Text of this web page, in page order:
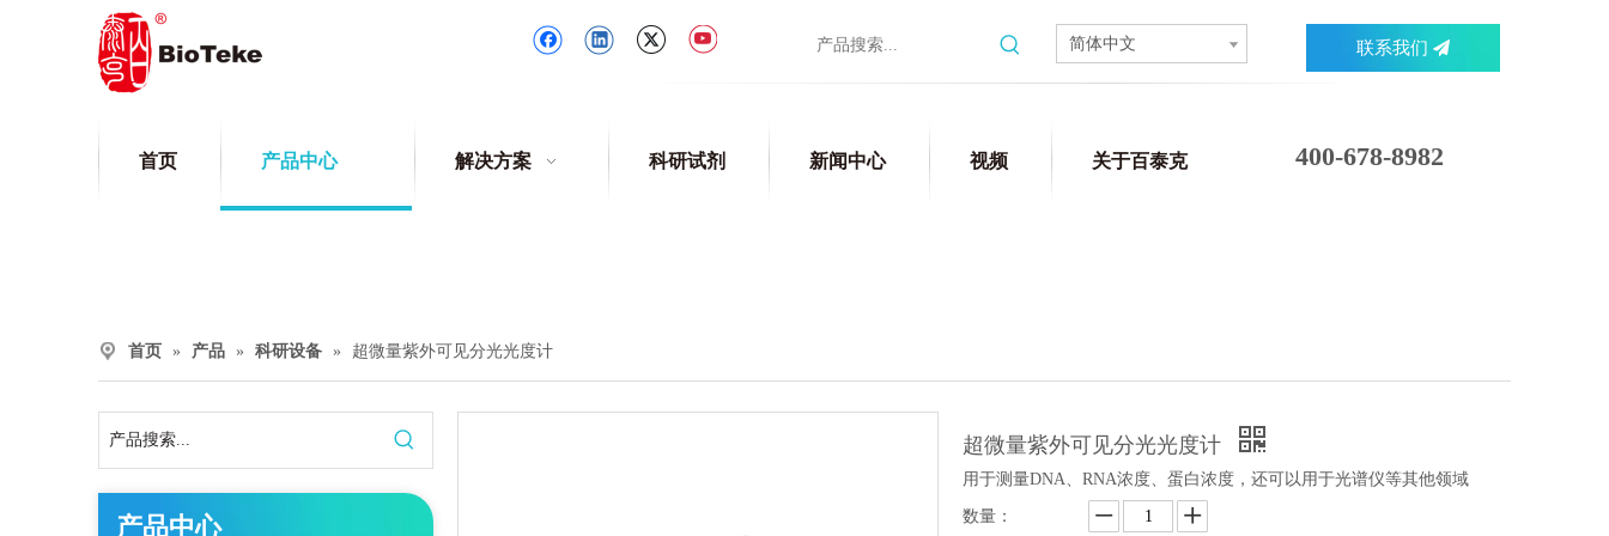
简体中文 联系我们
首页 产品中心 解决方案 科研试剂 新闻中心 视频 关于百泰克 400-678-8982
首页 » 产品 » 科研设备 » 超微量紫外可见分光光度计
产品中心
超微量紫外可见分光光度计
用于测量DNA、RNA浓度、蛋白浓度，还可以用于光谱仪等其他领域
数量：